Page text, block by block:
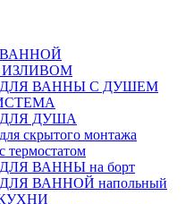
ВАННЫ С ДУШЕМ
ДУША
скрытого монтажа
ВАННЫ на борт
ВАННОЙ напольный